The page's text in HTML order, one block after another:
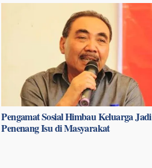
Pengamat Sosial Himbau Keluarga Jadi
Penenang Isu di Masyarakat